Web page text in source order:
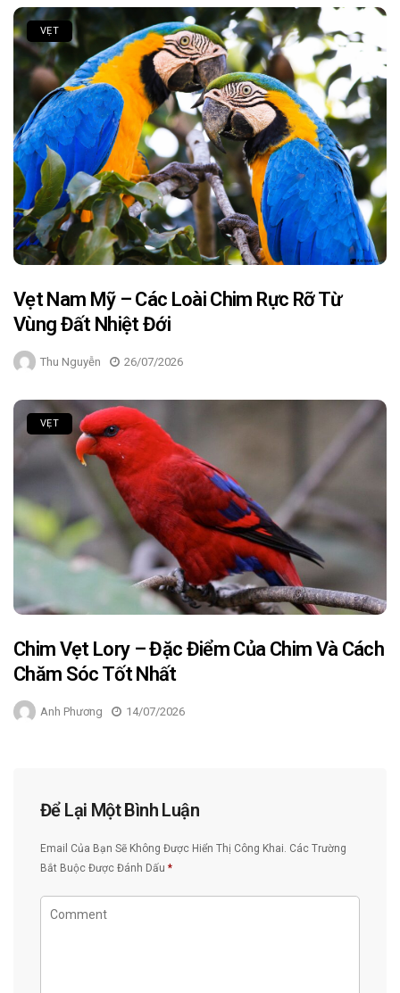
VẸT
Vẹt Nam Mỹ – Các Loài Chim Rực Rỡ Từ
Vùng Đất Nhiệt Đới
Thu Nguyễn 26/07/2026
VẸT
Chim Vẹt Lory – Đặc Điểm Của Chim Và Cách
Chăm Sóc Tốt Nhất
Anh Phương 14/07/2026
Để Lại Một Bình Luận
Email Của Bạn Sẽ Không Được Hiển Thị Công Khai. Các Trường
Bắt Buộc Được Đánh Dấu *